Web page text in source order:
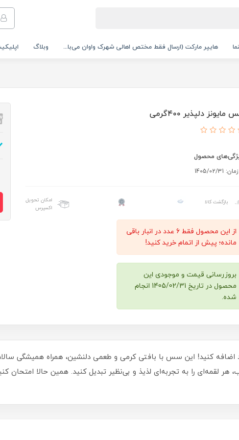
هایپر مارکت (ارسال فقط مختص اهالی شهرک واوان می‌با... وبلاگ
دلپذیر ۴۰۰گرمی
محصول
زمان: 1405/02/31
بازگشت کالا
امکان تحویل
اکسپرس
از این محصول فقط 6 عدد در انبار باقی
مانده؛ پیش از اتمام خرید کنید!
بروزرسانی قیمت و موجودی این
محصول در تاریخ 1405/02/31 انجام
شده.
را به غذاهای خود اضافه کنید! این سس با بافتی کرمی و طعمی دلنشین، همراه همیشگی
هر لقمه‌ای را به تجربه‌ای لذیذ و بی‌نظیر تبدیل کنید. همین حالا امتحان